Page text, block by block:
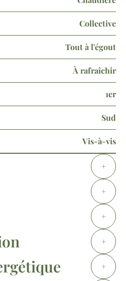
Collective
Tout à l'égout
À rafraîchir
1er
Sud
Vis-à-vis
+
+
+
+
+